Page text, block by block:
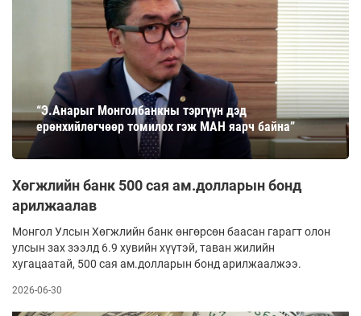
“Э.Анарыг Монголбанкны тэргүүн дэд
ерөнхийлөгчөөр томилох гэж МАН яарч байна”
Хөгжлийн банк 500 сая ам.долларын бонд
арилжаалав
Монгол Улсын Хөгжлийн банк өнгөрсөн баасан гарагт олон
улсын зах зээлд 6.9 хувийн хүүтэй, таван жилийн
хугацаатай, 500 сая ам.долларын бонд арилжаалжээ.
2026-06-30